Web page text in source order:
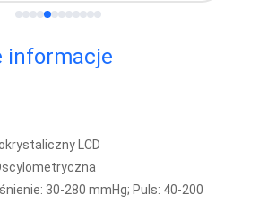
informacje
LCD
30-280 mmHg; Puls: 40-200